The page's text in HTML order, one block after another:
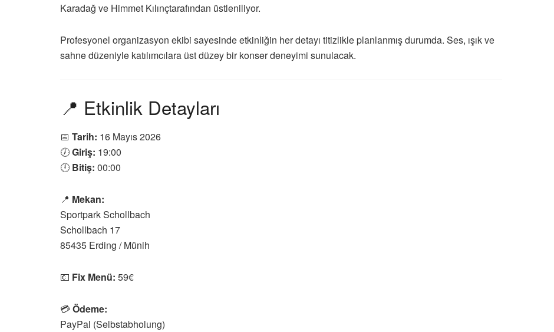
Karadağ ve Himmet Kılınçtarafından üstleniliyor.
Profesyonel organizasyon ekibi sayesinde etkinliğin her detayı titizlikle planlanmış durumda. Ses, ışık ve
sahne düzeniyle katılımcılara üst düzey bir konser deneyimi sunulacak.
📍 Etkinlik Detayları
📅 Tarih: 16 Mayıs 2026
🕖Giriş: 19:00
🕛 Bitiş: 00:00
📍 Mekan:
Sportpark Schollbach
Schollbach 17
85435 Erding / Münih
💶 Fix Menü: 59€
💳Ödeme:
PayPal (Selbstabholung)